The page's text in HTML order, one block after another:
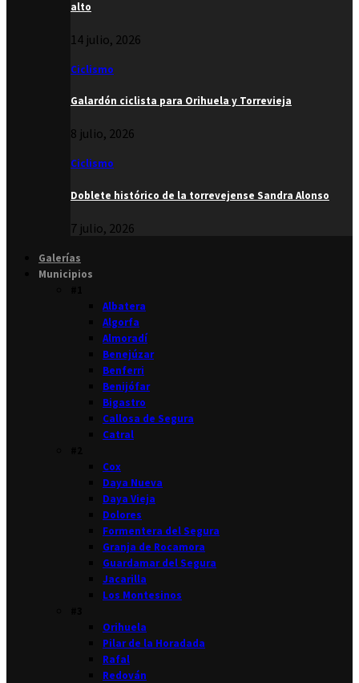
alto
14 julio, 2026
Ciclismo
Galardón ciclista para Orihuela y Torrevieja
8 julio, 2026
Ciclismo
Doblete histórico de la torrevejense Sandra Alonso
7 julio, 2026
Galerías
Municipios
Albatera
Algorfa
Almoradí
Benejúzar
Benferri
Benijófar
Bigastro
Callosa de Segura
Catral
Cox
Daya Nueva
Daya Vieja
Dolores
Formentera del Segura
Granja de Rocamora
Guardamar del Segura
Jacarilla
Los Montesinos
Orihuela
Pilar de la Horadada
Rafal
Redován